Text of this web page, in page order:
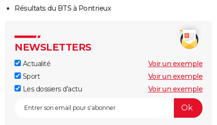
Résultats du BTS à Pontrieux
NEWSLETTERS
Actualité
Voir un exemple
Sport
Voir un exemple
Les dossiers d'actu
Voir un exemple